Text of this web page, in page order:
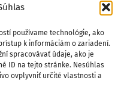
používame technológie, ako
k informáciám o zariadení.
spracovávať údaje, ako je
ID na tejto stránke. Nesúhlas
ovplyvniť určité vlastnosti a